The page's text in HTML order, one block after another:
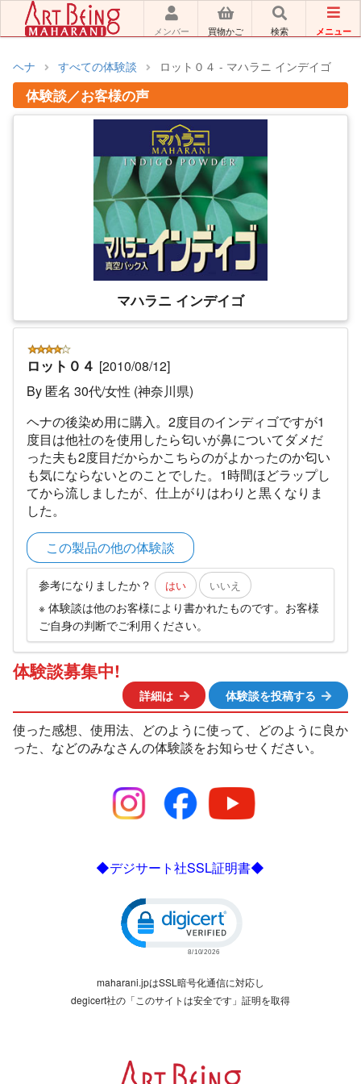
メンバー 買物かご 検索 メニュー
ヘナ すべての体験談 ロット０４ - マハラニ インデイゴ
体験談／お客様の声
マハラニ インデイゴ
ロット０４ [2010/08/12]
By 匿名 30代/女性 (神奈川県)
ヘナの後染め用に購入。2度目のインディゴですが1
度目は他社のを使用したら匂いが鼻についてダメだ
った夫も2度目だからかこちらのがよかったのか匂い
も気にならないとのことでした。1時間ほどラップし
てから流しましたが、仕上がりはわりと黒くなりま
した。
この製品の他の体験談
参考になりましたか？ はい いいえ
※ 体験談は他のお客様により書かれたものです。お客様
ご自身の判断でご利用ください。
体験談募集中!
体験談を投稿する
詳細は
使った感想、使用法、どのように使って、どのように良か
った、などのみなさんの体験談をお知らせください。
◆デジサート社SSL証明書◆
maharani.jpはSSL暗号化通信に対応し
degicert社の「このサイトは安全です」証明を取得